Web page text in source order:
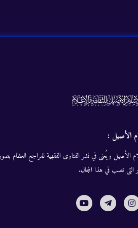
الأصيل :
الأصيل ويُعنى في نشر الفتاوى الفقهية للمراجع العظام
التى تصب في هذا المجال.